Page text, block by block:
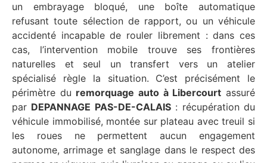
un embrayage bloqué, une boîte automatique
refusant toute sélection de rapport, ou un véhicule
accidenté incapable de rouler librement : dans ces
cas, l’intervention mobile trouve ses frontières
naturelles et seul un transfert vers un atelier
spécialisé règle la situation. C’est précisément le
périmètre du remorquage auto à Libercourt assuré
par DEPANNAGE PAS-DE-CALAIS: récupération du
véhicule immobilisé, montée sur plateau avec treuil si
les roues ne permettent aucun engagement
autonome, arrimage et sanglage dans le respect des